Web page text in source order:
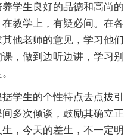
学生良好的品德和高尚的
教学上，有疑必问。在各
他老师的意见，学习他们
，做到边听边讲，学习别
学生的个性特点去点拔引
多次倾谈，鼓励其确立正
，今天的差生，不一定明